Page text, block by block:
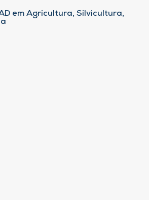
em Agricultura, Silvicultura,